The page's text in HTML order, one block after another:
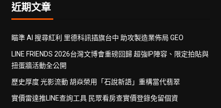
近期文章
瞄準 AI 搜尋紅利 里德科訊插旗台中 助攻製造業佈局 GEO
LINE FRIENDS 2026台灣文博會重磅回歸 超強IP陣容、限定拍貼與
扭蛋牆活動全公開
歷史厚度 光影流動 胡焱榮用「石說新語」重構當代翡翠
實價雷達推LINE查詢工具 民眾看房查實價登錄免留個資